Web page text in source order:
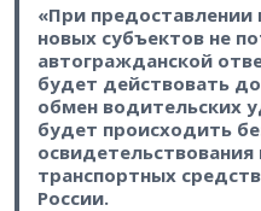
«При предоставлении
новых субъектов не
автогражданской
будет действовать
обмен водительских
будет происходить
транспортных
России.